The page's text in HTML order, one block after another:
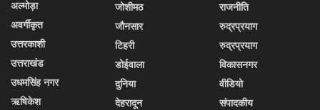
अल्मोड़ा
अवर्गीकृत
उत्तरकाशी
उत्तराखंड
उधमसिंह नगर
ऋषिकेश
जोशीमठ
जौनसार
टिहरी
डोईवाला
दुनिया
देहरादून
राजनीति
रुद्रप्रयाग
रुद्रप्रयाग
विकासनगर
वीडियो
संपादकीय